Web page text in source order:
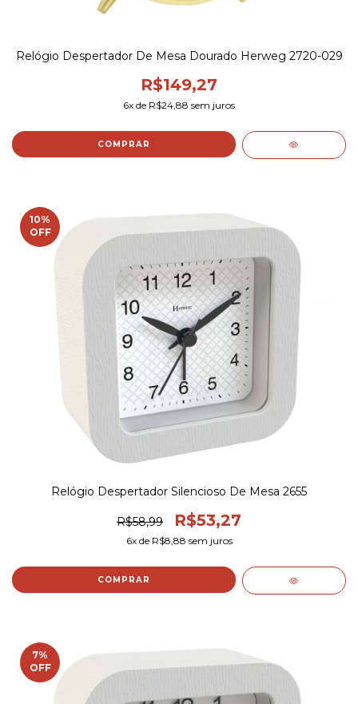
Relógio Despertador De Mesa Dourado Herweg 2720-029
R$149,27
6x de R$24,88 sem juros
COMPRAR
10%
OFF
Relógio Despertador Silencioso De Mesa 2655
R$58,99 R$53,27
6x de R$8,88 sem juros
COMPRAR
7%
OFF